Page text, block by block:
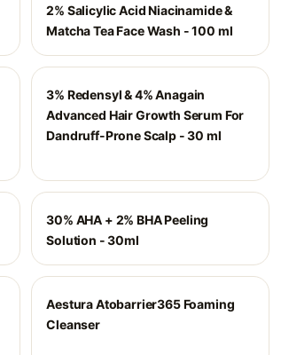
2% Salicylic Acid Niacinamide &
Matcha Tea Face Wash - 100 ml
3% Redensyl & 4% Anagain
Advanced Hair Growth Serum For
Dandruff-Prone Scalp - 30 ml
30% AHA + 2% BHA Peeling
Solution - 30ml
Aestura Atobarrier365 Foaming
Cleanser